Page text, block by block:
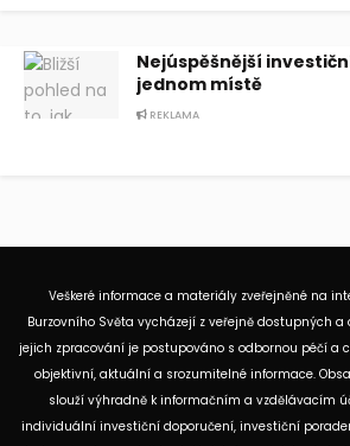
Nejúspěšnější
jednom místě
REKLAMA
Veškeré informace a materiály zveřejněné na
Burzovního Světa vycházejí z veřejně dostupných a
jejich zpracování je postupováno s odbornou péčí a
objektivní, aktuální a srozumitelné informace.
slouží výhradně k informačním a vzdělávacím
individuální investiční doporučení, investiční